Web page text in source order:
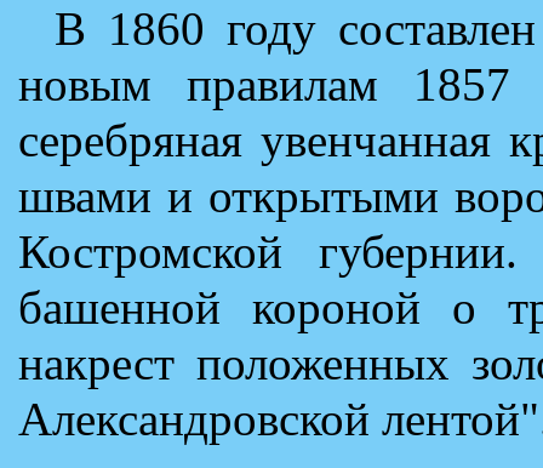
В 1860 году
новым правилам 1857
серебряная увенчанная
швами и открытыми
Костромской
башенной короной о
накрест положенных
Александровской